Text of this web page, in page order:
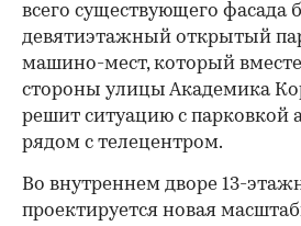
всего существующего фасада
девятиэтажный открытый
машино-мест, который
стороны улицы Академика
решит ситуацию с парковкой
рядом с телецентром.
Во внутреннем дворе 13-
проектируется новая